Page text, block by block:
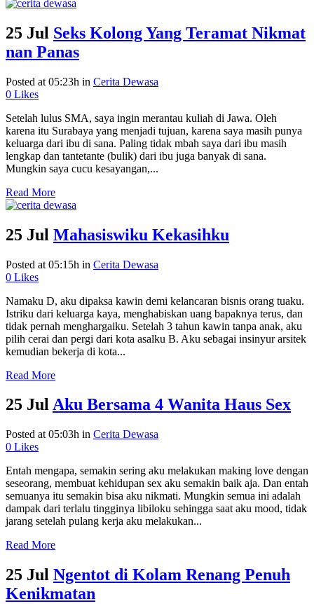
25 Jul Seks Kolong Yang Teramat Nikmat
nan Panas
Posted at 05:23h in Cerita Dewasa
0 Likes
Setelah lulus SMA, saya ingin merantau kuliah di Jawa. Oleh
karena itu Surabaya yang menjadi tujuan, karena saya masih punya
keluarga dari ibu di sana. Paling tidak mbah saya dari ibu masih
lengkap dan tantetante (bulik) dari ibu juga banyak di sana.
Mungkin saya cucu kesayangan,...
Read More
25 Jul Mahasiswiku Kekasihku
Posted at 05:15h in Cerita Dewasa
0 Likes
Namaku D, aku dipaksa kawin demi kelancaran bisnis orang tuaku.
Istriku dari keluarga kaya, menghabiskan uang bapaknya terus, dan
tidak pernah menghargaiku. Setelah 3 tahun kawin tanpa anak, aku
pilih cerai dan pergi dari kota asalku B. Aku sebagai insinyur arsitek
kemudian bekerja di kota...
Read More
25 JulAku Bersama 4 Wanita Haus Sex
Posted at 05:03h in Cerita Dewasa
0 Likes
Entah mengapa, semakin sering aku melakukan making love dengan
seseorang, membuat kehidupan sex aku semakin baik aja. Dan entah
semuanya itu semakin bisa aku nikmati. Mungkin semua ini adalah
dampak dari terlalu tingginya libiloku sehingga saat aku mood, tidak
jarang setelah pulang kerja aku melakukan...
Read More
25 Jul Ngentot di Kolam Renang Penuh
Kenikmatan